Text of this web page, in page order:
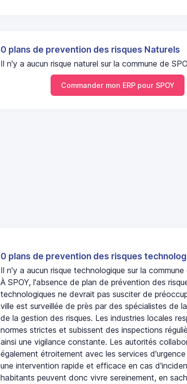
0 plans de prevention des risques Naturels
Il n'y a aucun risque naturel sur la commune de
Commander mon ERP pour SPOY
0 plans de prevention des risques
Il n'y a aucun risque technologique sur la commune
À SPOY, l'absence de plan de prévention des
technologiques ne devrait pas susciter de
ville est surveillée de près par des spécialistes de
de la gestion des risques. Les industries locales
normes strictes et subissent des inspections
ainsi une vigilance constante. Les autorités
également étroitement avec les services
une intervention rapide et efficace en cas
habitants peuvent donc vivre sereinement, en